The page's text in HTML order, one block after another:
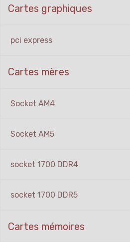
Cartes graphiques
pci express
Cartes mères
Socket AM4
Socket AM5
socket 1700 DDR4
socket 1700 DDR5
Cartes mémoires